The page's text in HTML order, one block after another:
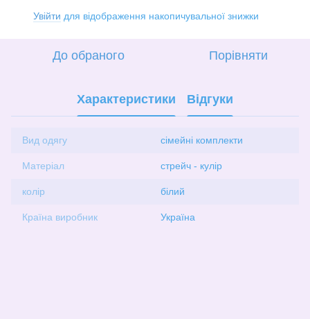
Увійти для відображення накопичувальної знижки
До обраного Порівняти
Характеристики Відгуки
Вид одягу сімейні комплекти
Матеріал стрейч - кулір
колір білий
Країна виробник Україна